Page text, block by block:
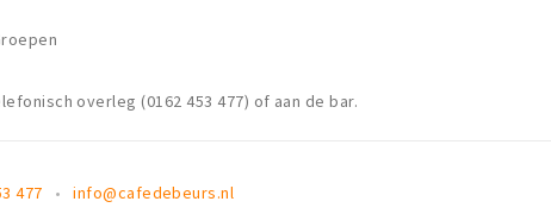
overleg (0162 453 477) of aan de bar.
477 info@cafedebeurs.nl